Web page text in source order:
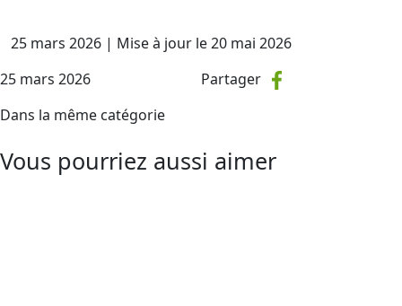
25 mars 2026 | Mise à jour le20 mai 2026
25 mars 2026
Partager
Dans la même catégorie
Vous pourriez aussi aimer